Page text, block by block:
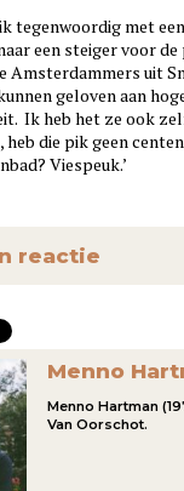
tegenwoordig met
een steiger voor
Amsterdammers uit
geloven aan
Ik heb het ze ook
heb die pik geen
Viespeuk.’
reactie
Menno
Menno Hartman
Van Oorschot.